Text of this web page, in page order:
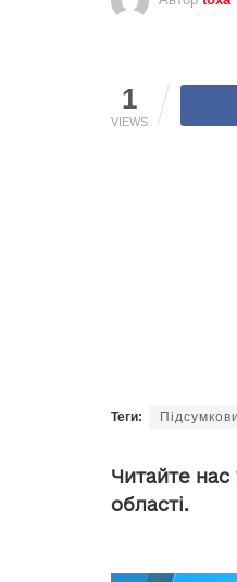
1
VIEWS
Теги:
Читайте
області.